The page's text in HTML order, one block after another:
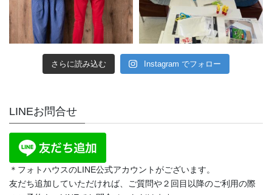
さらに読み込む Instagram でフォロー
LINEお問合せ
＊フォトハウスのLINE公式アカウントがございます。
友だち追加していただければ、ご質問や２回目以降のご利用の際